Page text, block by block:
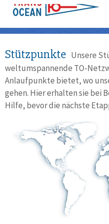
Stützpunkte Unsere
weltumspannende TO-
Anlaufpunkte bietet, wo
gehen. Hier erhalten sie bei
Hilfe, bevor die nächste